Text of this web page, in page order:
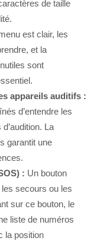
de taille
est clair, les
et la
sont
appareils auditifs :
d’entendre les
La
garantit une
: Un bouton
secours ou les
sur ce bouton, le
liste de numéros
la position